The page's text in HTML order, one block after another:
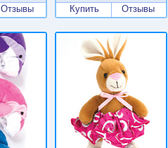
Отзывы
Купить
Отзывы